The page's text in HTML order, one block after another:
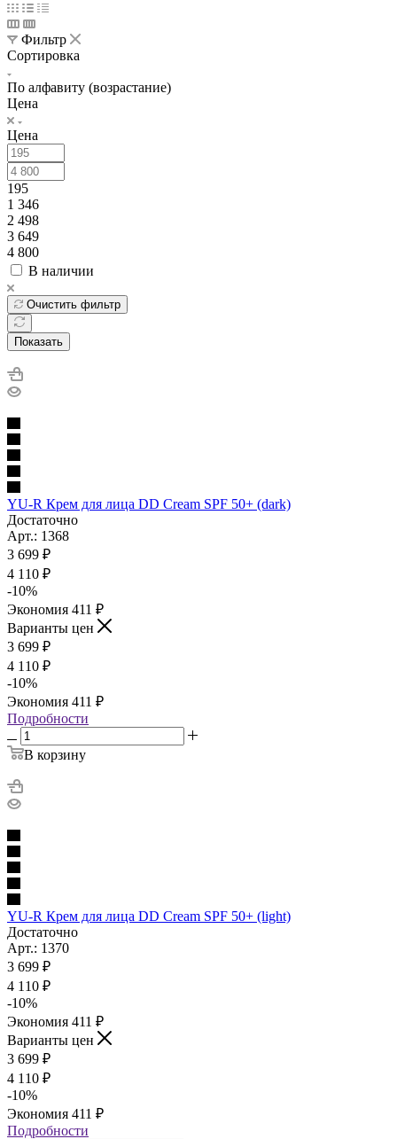
Фильтр
Сортировка
По алфавиту (возрастание)
Цена
Цена
195
1 346
2 498
3 649
4 800
В наличии
Очистить фильтр
Показать
YU-R Крем для лица DD Cream SPF 50+ (dark)
Достаточно
Арт.: 1368
3 699 ₽
4 110 ₽
-10%
Экономия 411 ₽
Варианты цен
3 699 ₽
4 110 ₽
-10%
Экономия 411 ₽
Подробности
В корзину
YU-R Крем для лица DD Cream SPF 50+ (light)
Достаточно
Арт.: 1370
3 699 ₽
4 110 ₽
-10%
Экономия 411 ₽
Варианты цен
3 699 ₽
4 110 ₽
-10%
Экономия 411 ₽
Подробности